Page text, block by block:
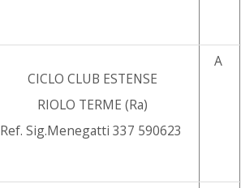
CICLO CLUB ESTENSE
RIOLO TERME (Ra)
Ref. Sig.Menegatti 337 590623
A